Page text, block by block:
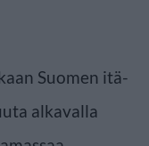
Suomen itä-
alkavalla